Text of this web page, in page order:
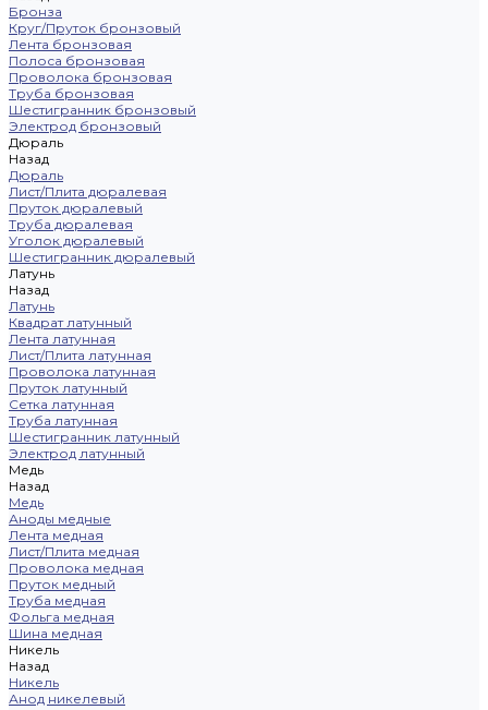
Бронза
Круг/Пруток бронзовый
Лента бронзовая
Полоса бронзовая
Проволока бронзовая
Труба бронзовая
Шестигранник бронзовый
Электрод бронзовый
Дюраль
Назад
Дюраль
Лист/Плита дюралевая
Пруток дюралевый
Труба дюралевая
Уголок дюралевый
Шестигранник дюралевый
Латунь
Назад
Латунь
Квадрат латунный
Лента латунная
Лист/Плита латунная
Проволока латунная
Пруток латунный
Сетка латунная
Труба латунная
Шестигранник латунный
Электрод латунный
Медь
Назад
Медь
Аноды медные
Лента медная
Лист/Плита медная
Проволока медная
Пруток медный
Труба медная
Фольга медная
Шина медная
Никель
Назад
Никель
Анод никелевый